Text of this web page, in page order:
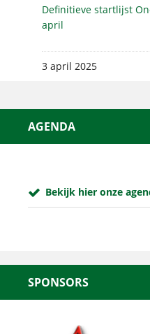
Definitieve startlijst
april
3 april 2025
AGENDA
Bekijk hier onze
SPONSORS